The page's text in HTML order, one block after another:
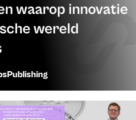
waarop innovatie
wereld